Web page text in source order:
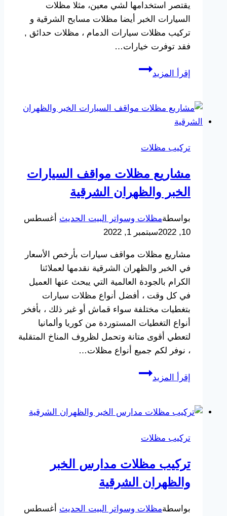
يقتصر استخدامها لشي معين، مثلا مظلات
السيارات الخبر أيضا مظلات مسابح الشرقية و
تركيب مظلات سيارات الدمام ، مظلات حدائق ,
فقد توفرت خيارات…
إقرأ المزيد
انواع
ت:
مظلات
الخبر
–
مسابح
الشرقيه
مظلات
حدائق
الدمام
تركيب مظلات
مشاريع مظلات مواقف السيارات
الخبر والظهران الشرقية
بواسطةمظلات وسواتر البيت الحديث أغسطس
10, 2022
سبتمبر 1, 2022
مشاريع مظلات مواقف سيارات بأرخص الأسعار
في الخبر والظهران الشرقية نقدمها لعملائنا
الكرام بالجودة العالمية التي يبحث عنها العميل
في كل وقت ، أفضل أنواع مظلات سيارات
بتغطيات مختلفة سواء قماش أو غير ذلك ، بأفخر
أنواع التغطيات المستوردة من كوريا وألمانيا
لتعطي أقوى متانة وتحمل لظروف المناخ المتقلبة
، نوفر لكم جميع أنواع مظلات…
إقرأ المزيد
مشاريع
السيارات
والظهرانتركيب مظلات
تركيب مظلات مدارس الخبر
والظهران الشرقية
بواسطةمظلات وسواتر البيت الحديث أغسطس